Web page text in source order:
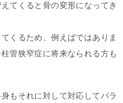
てくると骨の変形になってき
くるため、例えばではありま
管狭窄症に将来なられる方も
もそれに対して対応してバラ